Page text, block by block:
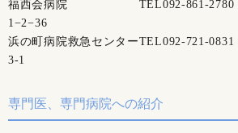
福西会病院 TEL092-861-2780
1−2−36
浜の町病院救急センターTEL092-721-0831
3-1
専門医、専門病院への紹介